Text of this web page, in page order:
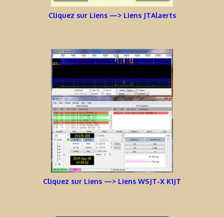
Cliquez sur Liens —> Liens JTAlaerts
Cliquez sur Liens —> Liens WSJT-X K1JT